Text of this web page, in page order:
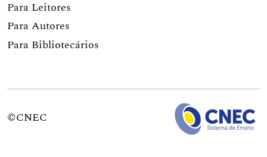
Para Leitores
Para Autores
Para Bibliotecários
©CNEC